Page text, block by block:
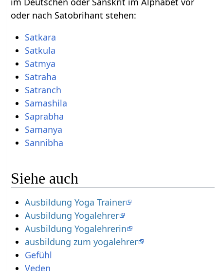
oder nach Satobrihant stehen:
Satkara
Satkula
Satmya
Satraha
Satranch
Samashila
Saprabha
Samanya
Sannibha
Siehe auch
Ausbildung Yoga Trainer
Ausbildung Yogalehrer
Ausbildung Yogalehrerin
ausbildung zum yogalehrer
Gefühl
Veden